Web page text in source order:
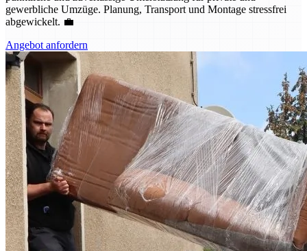
gewerbliche Umzüge. Planung, Transport und Montage stressfrei
abgewickelt. 💼
Angebot anfordern